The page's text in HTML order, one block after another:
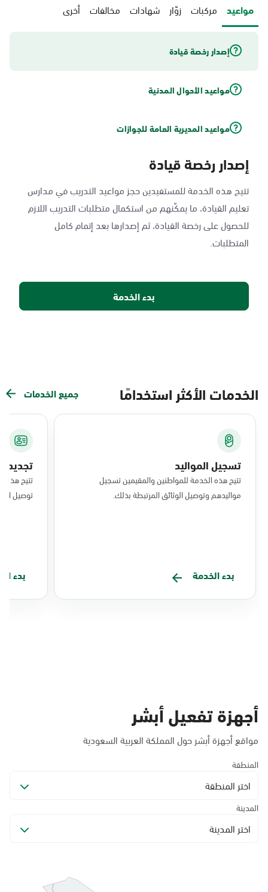
مواعيد مركبات زوّار شهادات مخالفات أخرى
إصدار رخصة قيادة
مواعيد الأحوال المدنية
مواعيد المديرية العامة للجوازات
إصدار رخصة قيادة
تتيح هذه الخدمة للمستفيدين حجز مواعيد التدريب في مدارس
تعليم القيادة، ما يمكّنهم من استكمال متطلبات التدريب اللازم
للحصول على رخصة القيادة، ثم إصدارها بعد إتمام كامل
المتطلبات.
بدء الخدمة
الخدمات الأكثر استخدامًا جميع الخدمات
تسجيل المواليد
تتيح هذه الخدمة للمواطنين والمقيمين تسجيل
مواليدهم وتوصيل الوثائق المرتبطة بذلك.
بدء الخدمة
تجديد
تتيح هذه
توصيل
بدء
أجهزة تفعيل أبشر
مواقع أجهزة أبشر حول المملكة العربية السعودية
المنطقة
اختر المنطقة
المدينة
اختر المدينة